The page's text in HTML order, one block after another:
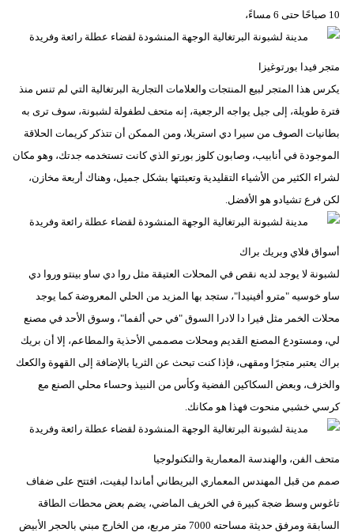
10 صباحًا حتى 6 مساءً،
متجر فيدا بورتوغيزا
يكرس هذا المتجر لبيع المنتجات والعلامات التجارية البرتغالية التي لم تنس منذ
فترة طويلة، إلى جيل يواجه الرجعية، إنه متحف لطفولة لشبونة، سوف ترى به
بطانيات الصوف من سيرا دي استريلا، ومن الممكن أن تتذكر كريمات الحلاقة
الموجودة في أنابيب، وصابون كلوز بورتو الذي كانت تستخدمه جدتك، وهو مكان
لشراء الكثير من الأشياء التقليدية وتعبئتها بشكل جميل، وهناك أربعة مخازن،
لكن فرع تشيادو هو الأفضل.
أسواق فلاي وبريك براك
لشبونة لا يوجد لديه نقص في المحلات العتيقة مثل روا دي ساو بينتو وروا دي
ساو خوسيه "مترو أفينيدا"، ستجد بها المزيد من الحلي المعروضة كما يوجد
محلات الخمر مثل فيرا دا لادرا السوق "في حي ألفما"، وسوق الأحد في مصنع
لي، ومستودع المصنع القديم ومحلات مصممي الأحذية والمطاعم، إلا أن بريك
براك يعتبر متجرًا ومقهى، فإذا كنت تبحث عن الثريا بالإضافة إلى القهوة والكعك
والخزف، وبعض السكاكين الفضية وكأس من النبيذ وحساء محلي الصنع مع
كرسي خشبي منحوت فهذا هو مكانك.
متحف الفن، والهندسة المعمارية والتكنولوجيا
صمم من قبل المهندس المعماري البريطاني أماندا ليفيت، افتتح على ضفاف
تاغوس وسط ضجة كبيرة في الخريف الماضي، يضم بعض محطات الطاقة
السابقة ومرفق حديثة مساحته 7000 متر مربع، من الخارج مبني بالحجر الأبيض